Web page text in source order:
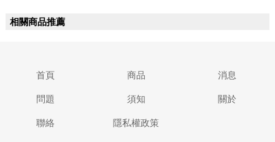
相關商品推薦
首頁 商品 消息
問題 須知 關於
聯絡 隱私權政策